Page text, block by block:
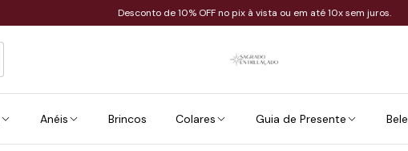
Desconto de 10% OFF no pix à vista ou em até 10x sem juros.
Anéis Brincos Colares Guia de Presente